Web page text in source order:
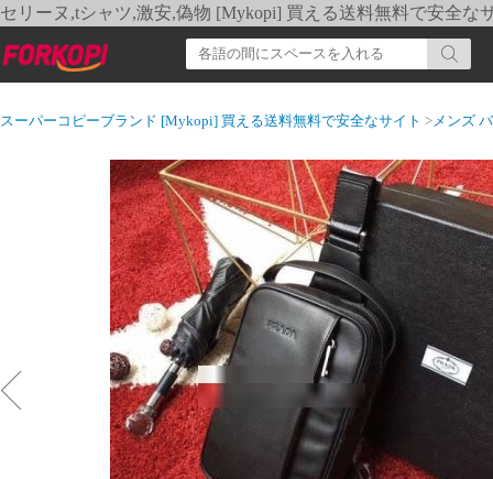
セリーヌ,tシャツ,激安,偽物 [Mykopi] 買える送料無料で安全な
スーパーコピーブランド [Mykopi] 買える送料無料で安全なサイト >メンズ